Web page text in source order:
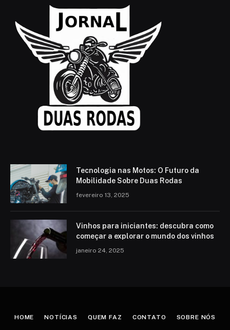
Tecnologia nas Motos: O Futuro da
Mobilidade Sobre Duas Rodas
fevereiro 13, 2025
Vinhos para iniciantes: descubra como
começar a explorar o mundo dos vinhos
janeiro 24, 2025
HOME NOTÍCIAS QUEM FAZ CONTATO SOBRE NÓS